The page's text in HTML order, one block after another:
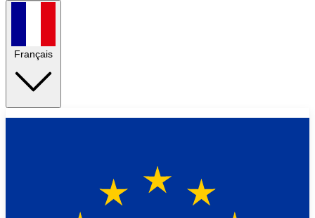
Français